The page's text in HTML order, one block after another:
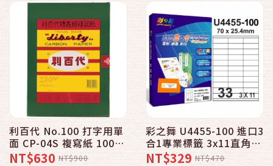
利百代 No.100 打字用單
面 CP-04S 複寫紙 100
張/盒
NT$630 NT$900
彩之舞 U4455-100 進口3
合1專業標籤 3x11直角
33格無邊-100張入 / 盒
NT$329 NT$470